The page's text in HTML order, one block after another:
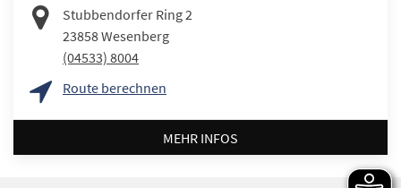
Stubbendorfer Ring 2
23858Wesenberg
(04533) 8004
Route berechnen
MEHR INFOS